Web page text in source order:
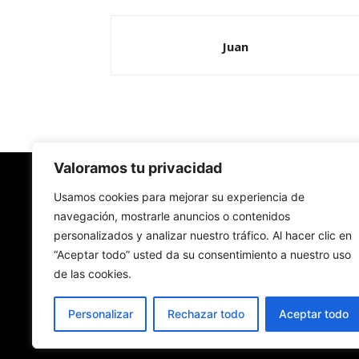
Valoramos tu privacidad
Usamos cookies para mejorar su experiencia de
navegación, mostrarle anuncios o contenidos
personalizados y analizar nuestro tráfico. Al hacer clic en
“Aceptar todo” usted da su consentimiento a nuestro uso
de las cookies.
Personalizar Rechazar todo Aceptar todo
Juan
Redes Cristianas
Una mirada alternativa sobre la Iglesia católica
- Colectivos de Redes Cristianas